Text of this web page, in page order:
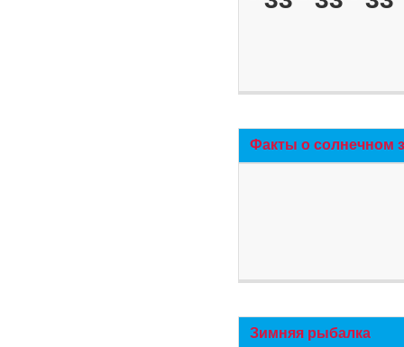
Факты о солнечном
Зимняя рыбалка